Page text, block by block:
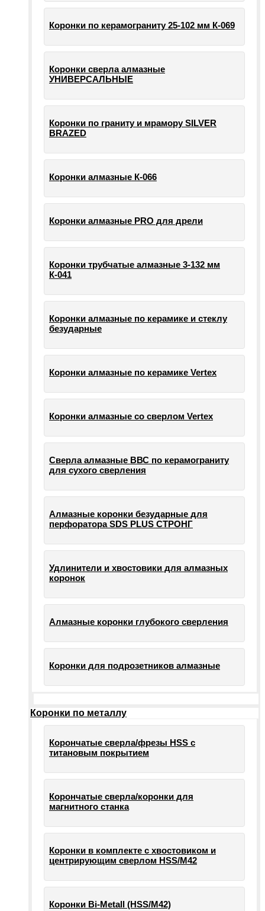
Коронки по керамограниту 25-102 мм К-069
Коронки сверла алмазные
УНИВЕРСАЛЬНЫЕ
Коронки по граниту и мрамору SILVER
BRAZED
Коронки алмазные К-066
Коронки алмазные PRO для дрели
Коронки трубчатые алмазные 3-132 мм
К-041
Коронки алмазные по керамике и стеклу
безударные
Коронки алмазные по керамике Vertex
Коронки алмазные со сверлом Vertex
Сверла алмазные ВВС по керамограниту
для сухого сверления
Алмазные коронки безударные для
перфоратора SDS PLUS СТРОНГ
Удлинители и хвостовики для алмазных
коронок
Алмазные коронки глубокого сверления
Коронки для подрозетников алмазные
Коронки по металлу
Корончатые сверла/фрезы HSS c
титановым покрытием
Корончатые сверла/коронки для
магнитного станка
Коронки в комплекте с хвостовиком и
центрирующим сверлом HSS/М42
Коронки Bi-Metall (HSS/М42)